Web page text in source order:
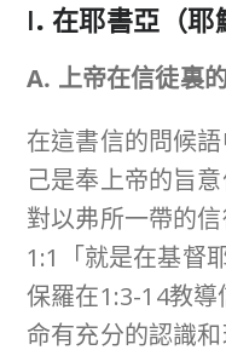
I. 在耶書亞（耶
A. 上帝在信徒裏
在這書信的問候
己是奉上帝的旨
對以弗所一帶的
1:1「就是在基督
保羅在1:3-14教
命有充分的認識